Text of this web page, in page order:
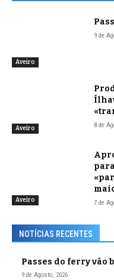
Aveiro
9 de
Aveiro 8 de
Aveiro 7 de
NOTÍCIAS RECENTES
Passes do ferry vão
9 de Agosto, 2026